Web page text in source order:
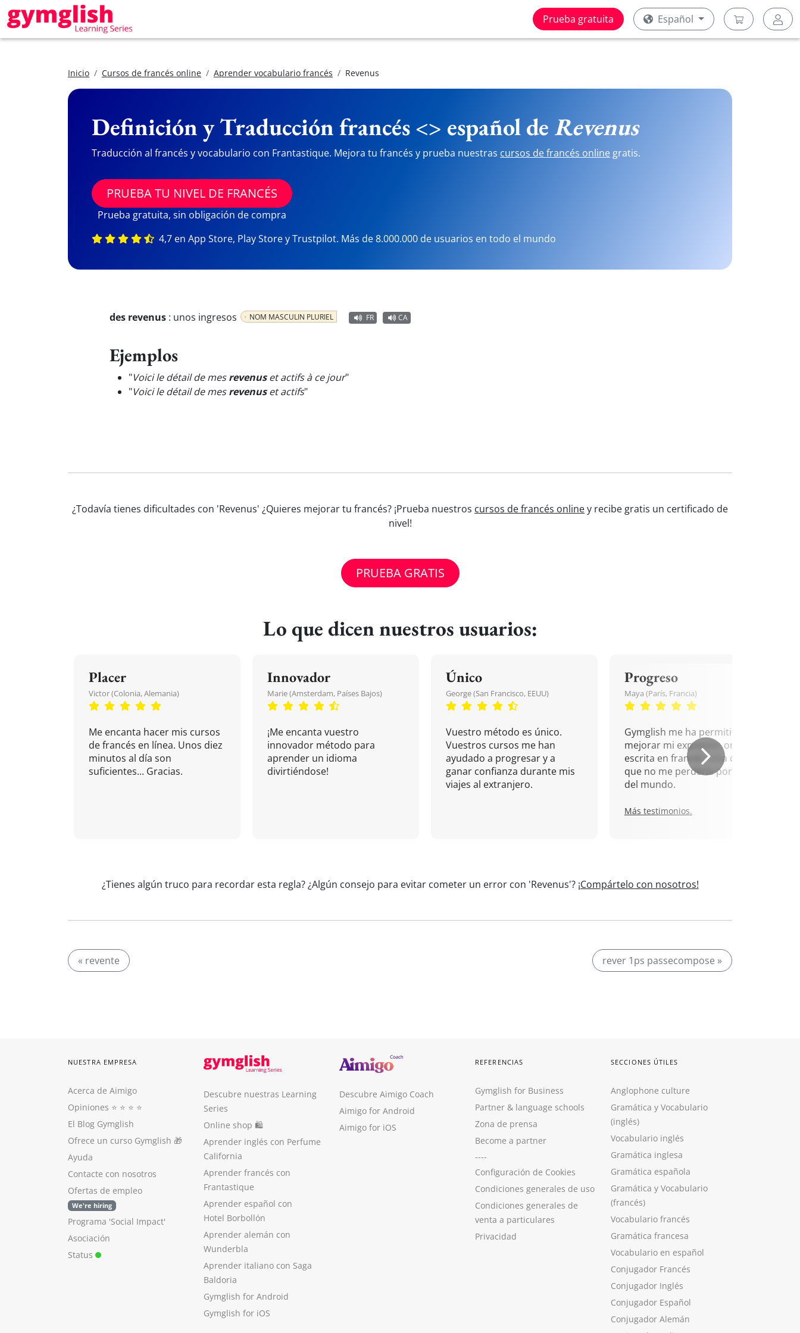
Prueba gratuita Español
Inicio Cursos de francés online Aprender vocabulario francés Revenus
Definición y Traducción francés <> español de Revenus
Traducción al francés y vocabulario con Frantastique. Mejora tu francés y prueba nuestras cursos de francés online gratis.
PRUEBA TU NIVEL DE FRANCÉS
Prueba gratuita, sin obligación de compra
4,7 en App Store, Play Store y Trustpilot. Más de 8.000.000 de usuarios en todo el mundo
des revenus : unos ingresos NOM MASCULIN PLURIEL FR CA
Ejemplos
"Voici le détail de mesrevenuset actifs à ce jour"
"Voici le détail de mesrevenuset actifs"
¿Todavía tienes dificultades con 'Revenus' ¿Quieres mejorar tu francés? ¡Prueba nuestros cursos de francés onliney recibe gratis un certificado de
nivel!
PRUEBA GRATIS
Lo que dicen nuestros usuarios:
Placer
Victor (Colonia, Alemania)
Me encanta hacer mis cursos
de francés en línea. Unos diez
minutos al día son
suficientes... Gracias.
Innovador
Marie (Amsterdam, Países Bajos)
¡Me encanta vuestro
innovador método para
aprender un idioma
divirtiéndose!
Único
George (San Francisco, EEUU)
Vuestro método es único.
Vuestros cursos me han
ayudado a progresar y a
ganar confianza durante mis
viajes al extranjero.
Progreso
Maya (París, Francia)
Gymglish me ha permitido
mejorar mi expresión oral y
escrita en francés. Una cita
que no me perdería por nada
del mundo.
Más testimonios.
¿Tienes algún truco para recordar esta regla? ¿Algún consejo para evitar cometer un error con 'Revenus'? ¡Compártelo con nosotros!
« revente rever 1ps passecompose »
NUESTRA EMPRESA
Acerca de Aimigo
Opiniones ⭐️ ⭐️ ⭐️ ⭐️
El Blog Gymglish
Ofrece un curso Gymglish 🎁
Ayuda
Contacte con nosotros
Ofertas de empleo
We're hiring
Programa 'Social Impact'
Asociación
Status
Descubre nuestras Learning
Series
Online shop 🛍
Aprender inglés con Perfume
California
Aprender francés con
Frantastique
Aprender español con
Hotel Borbollón
Aprender alemán con
Wunderbla
Aprender italiano con Saga
Baldoria
Gymglish for Android
Gymglish for iOS
Descubre Aimigo Coach
Aimigo for Android
Aimigo for iOS
REFERENCIAS
Gymglish for Business
Partner & language schools
Zona de prensa
Become a partner
----
Configuración de Cookies
Condiciones generales de uso
Condiciones generales de
venta a particulares
Privacidad
SECCIONES ÚTILES
Anglophone culture
Gramática y Vocabulario
(inglés)
Vocabulario inglés
Gramática inglesa
Gramática española
Gramática y Vocabulario
(francés)
Vocabulario francés
Gramática francesa
Vocabulario en español
Conjugador Francés
Conjugador Inglés
Conjugador Español
Conjugador Alemán